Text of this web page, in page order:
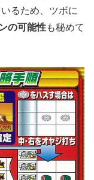
るため、ツボに
の可能性も秘めて